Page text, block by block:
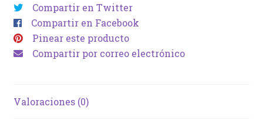
Compartir en Twitter
Compartir en Facebook
Pinear este producto
Compartir por correo electrónico
Valoraciones (0)